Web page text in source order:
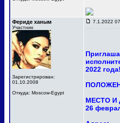
Фериде ханым
Участник
Зарегистрирован:
01.10.2008
Откуда: Moscow-Egypt
7.1.2022
2022 года!
МЕСТО И
26